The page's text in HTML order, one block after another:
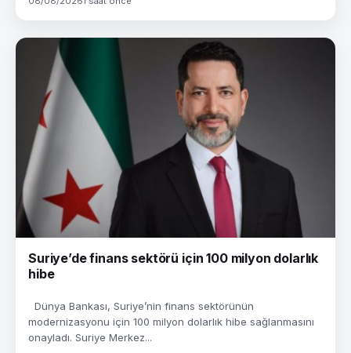
Suriye’de finans sektörü için 100 milyon dolarlık
hibe
Dünya Bankası, Suriye’nin finans sektörünün
modernizasyonu için 100 milyon dolarlık hibe sağlanmasını
onayladı. Suriye Merkez...